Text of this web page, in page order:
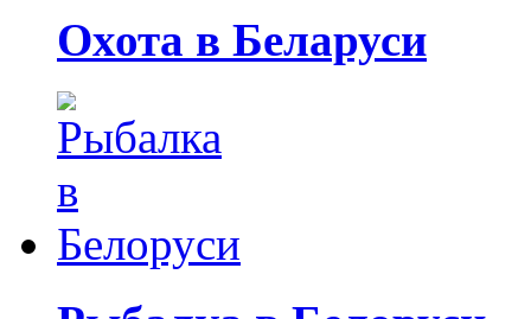
Охота в Беларуси